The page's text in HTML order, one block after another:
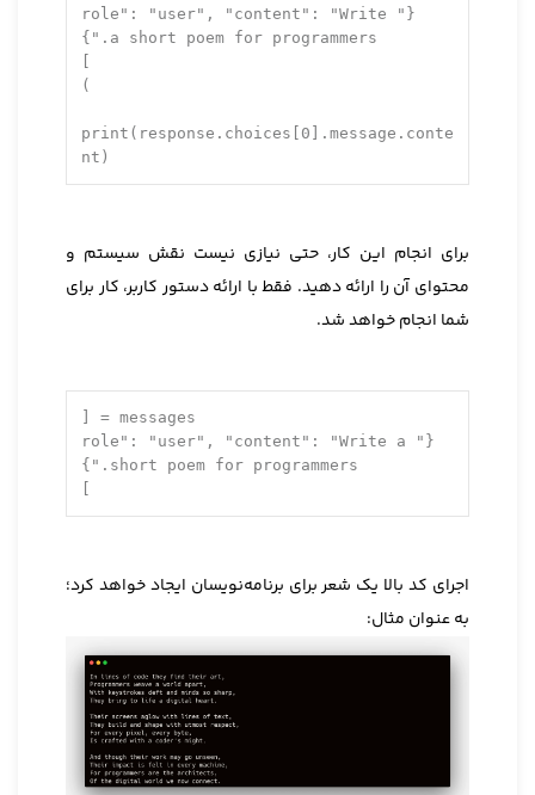
{
"role"
: "user" , "content" :
"Write
a short poem for programmers."
}
]
)
print(response.choices[ 0 ].message.conte
nt)
برای انجام این کار، حتی نیازی نیست نقش سیستم و
محتوای آن را ارائه دهید. فقط با ارائه دستور کاربر، کار برای
شما انجام خواهد شد.
messages = [
{
"role"
: "user" , "content" :
"Write a
short poem for programmers."
}
]
اجرای کد بالا یک شعر برای برنامه‌نویسان ایجاد خواهد کرد؛
به عنوان مثال: